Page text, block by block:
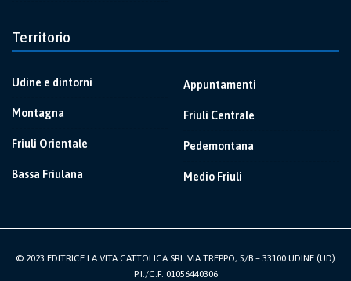
Territorio
Udine e dintorni
Montagna
Friuli Orientale
Bassa Friulana
Appuntamenti
Friuli Centrale
Pedemontana
Medio Friuli
© 2023 EDITRICE LA VITA CATTOLICA SRL VIA TREPPO, 5/B – 33100 UDINE (UD)
P.I./C.F. 01056440306